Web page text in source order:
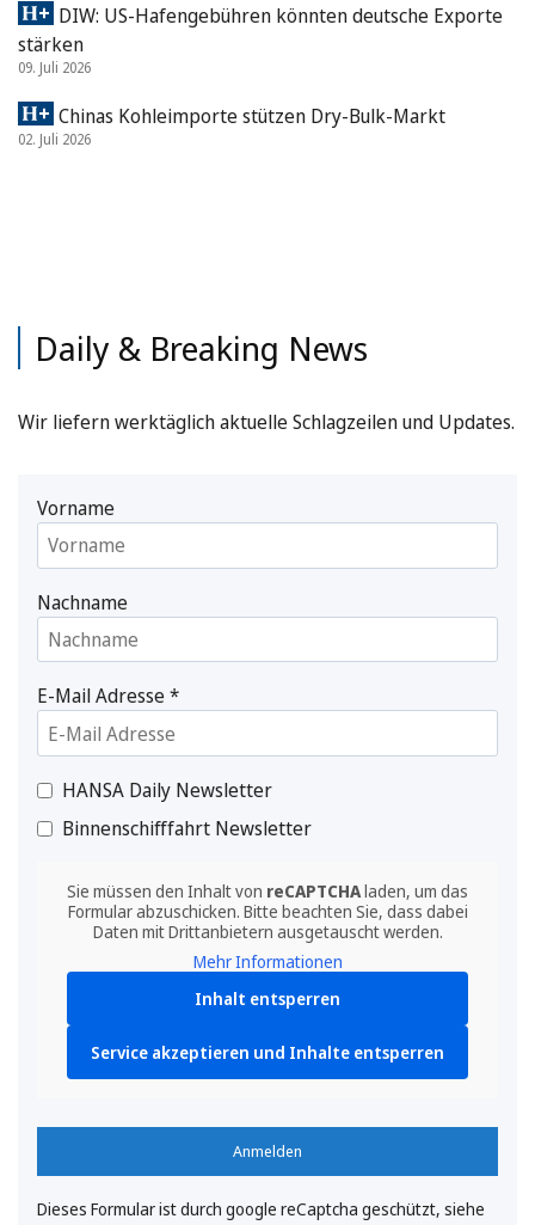
DIW: US-Hafengebühren könnten deutsche Exporte
stärken
09. Juli 2026
Chinas Kohleimporte stützen Dry-Bulk-Markt
02. Juli 2026
Daily & Breaking News
Wir liefern werktäglich aktuelle Schlagzeilen und Updates.
Vorname
Nachname
E-Mail Adresse*
HANSA Daily Newsletter
Binnenschifffahrt Newsletter
Sie müssen den Inhalt von reCAPTCHAladen, um das
Formular abzuschicken. Bitte beachten Sie, dass dabei
Daten mit Drittanbietern ausgetauscht werden.
Mehr Informationen
Inhalt entsperren
Service akzeptieren und Inhalte entsperren
Anmelden
Dieses Formular ist durch google reCaptcha geschützt, siehe